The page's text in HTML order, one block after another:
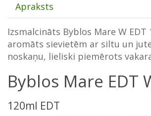
Apraksts
Izsmalcināts Byblos Mare W
aromāts sievietēm ar siltu un
noskaņu, lieliski piemērots
Byblos Mare EDT
120ml EDT